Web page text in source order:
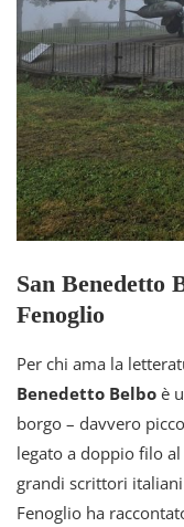
San Benedetto
Fenoglio
Per chi ama la
Benedetto Belbo è
borgo – davvero
legato a doppio filo
grandi scrittori
Fenoglio ha